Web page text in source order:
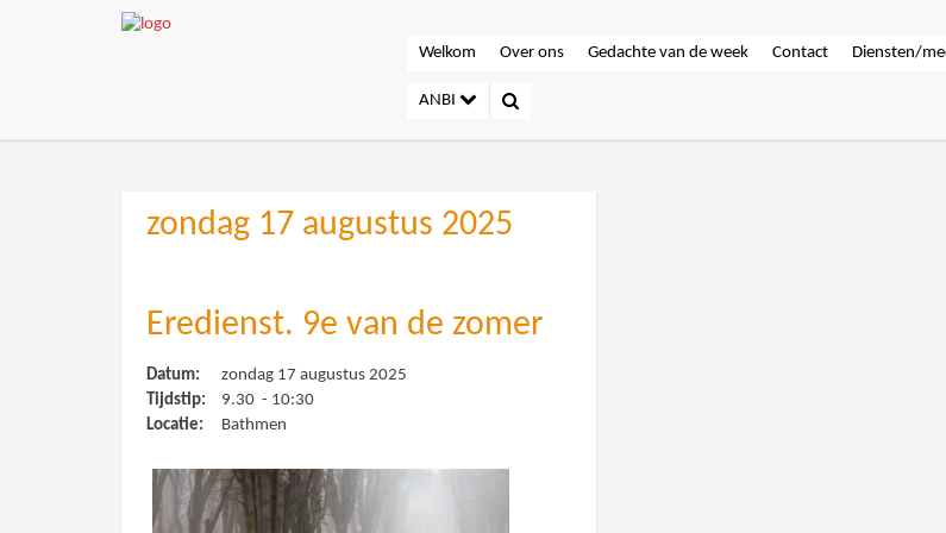
Welkom Over ons Gedachte van de week Contact Diensten/
ANBI
zondag 17 augustus 2025
Eredienst. 9e van de zomer
Datum:
zondag 17 augustus 2025
Tijdstip:
9.30 - 10:30
Locatie:
Bathmen